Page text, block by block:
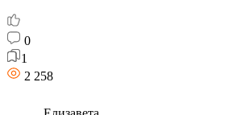
0
1
2 258